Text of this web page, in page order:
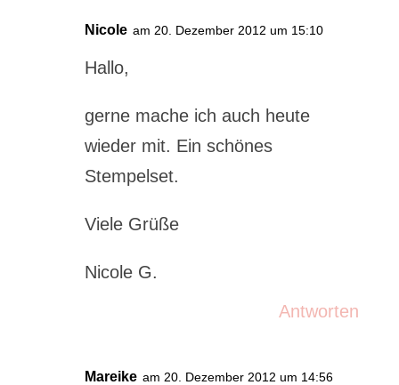
Nicole am 20. Dezember 2012 um 15:10
Hallo,
gerne mache ich auch heute
wieder mit. Ein schönes
Stempelset.
Viele Grüße
Nicole G.
Antworten
Mareike am 20. Dezember 2012 um 14:56